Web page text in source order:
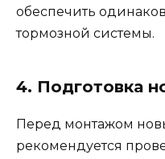
обеспечить
тормозной системы.
4. Подготовка
Перед монтажом
рекомендуется